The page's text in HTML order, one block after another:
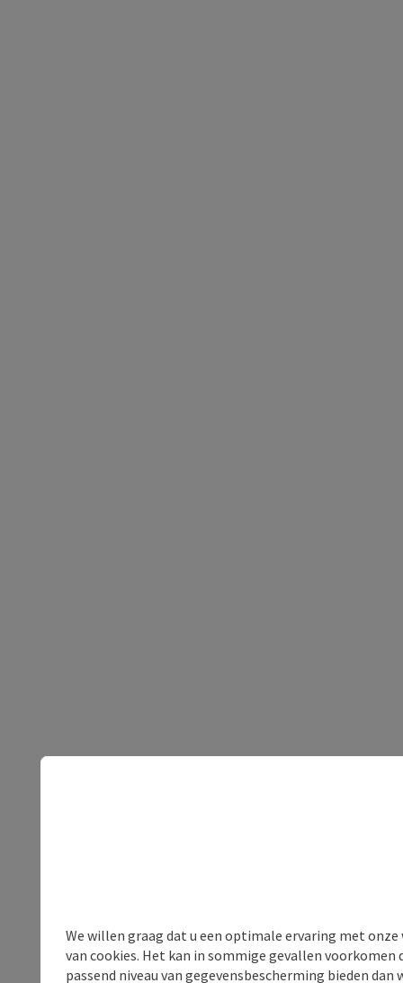
We willen graag dat u een optimale ervaring met
van cookies. Het kan in sommige gevallen voorkomen
passend niveau van gegevensbescherming bieden